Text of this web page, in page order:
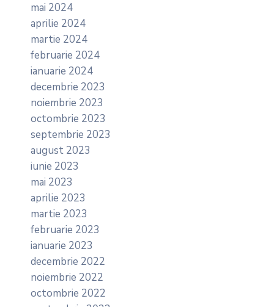
mai 2024
aprilie 2024
martie 2024
februarie 2024
ianuarie 2024
decembrie 2023
noiembrie 2023
octombrie 2023
septembrie 2023
august 2023
iunie 2023
mai 2023
aprilie 2023
martie 2023
februarie 2023
ianuarie 2023
decembrie 2022
noiembrie 2022
octombrie 2022